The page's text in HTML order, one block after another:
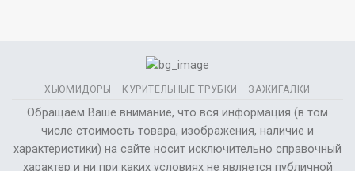
ХЬЮМИДОРЫ КУРИТЕЛЬНЫЕ ТРУБКИ ЗАЖИГАЛКИ
Обращаем Ваше внимание, что вся информация (в том
числе стоимость товара, изображения, наличие и
характеристики) на сайте носит исключительно справочный
характер и ни при каких условиях не является публичной